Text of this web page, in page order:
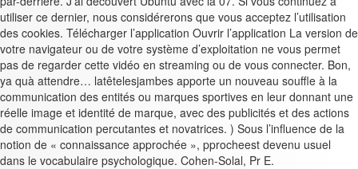
utiliser ce dernier, nous considérerons que vous acceptez l’utilisation
des cookies. Télécharger l’application Ouvrir l’application La version de
votre navigateur ou de votre système d’exploitation ne vous permet
pas de regarder cette vidéo en streaming ou de vous connecter. Bon,
ya quà attendre… latêtelesjambes apporte un nouveau souffle à la
communication des entités ou marques sportives en leur donnant une
réelle image et identité de marque, avec des publicités et des actions
de communication percutantes et novatrices. ) Sous l’influence de la
notion de « connaissance approchée », pprocheest devenu usuel
dans le vocabulaire psychologique. Cohen-Solal, Pr E.